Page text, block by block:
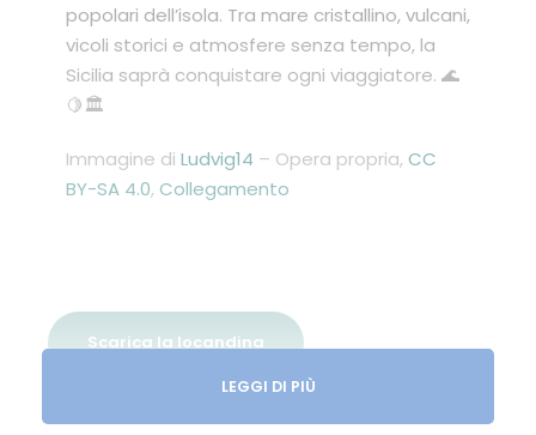
popolari dell’isola. Tra mare cristallino, vulcani,
vicoli storici e atmosfere senza tempo, la
Sicilia saprà conquistare ogni viaggiatore. 🌊
🍋🏛️
Immagine di Ludvig14 – Opera propria, CC
BY-SA 4.0, Collegamento
Scarica la locandina
LEGGI DI PIÙ